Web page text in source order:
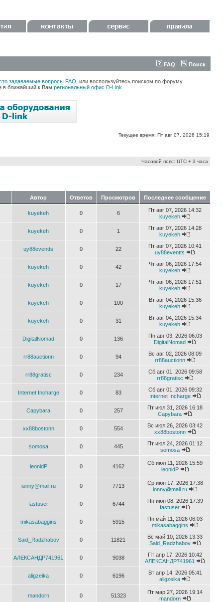
FAQ Поиск
задаваемые вопросы FAQ , или воспользуйтесь поиском по форуму.
в ближайший к Вам региональный офис D-Link.
Текущее время: Пт авг 07, 2026 15:19
Часовой пояс: UTC + 3 часа
Автор Ответов Просмотров Последнее сообщение
kuyekeh 0 6
Пт авг 07, 2026 14:32
kuyekeh
kuyekeh 0 1
Пт авг 07, 2026 14:28
kuyekeh
uy88eventts 0 22
Пт авг 07, 2026 10:41
uy88eventts
kuyekeh 0 42
Чт авг 06, 2026 17:54
kuyekeh
kuyekeh 0 17
Чт авг 06, 2026 17:51
kuyekeh
kuyekeh 0 100
Вт авг 04, 2026 15:36
kuyekeh
kuyekeh 0 31
Вт авг 04, 2026 15:34
kuyekeh
DigitalNomad 0 136
Пн авг 03, 2026 06:03
DigitalNomad
rr88auctionn 0 94
Вс авг 02, 2026 08:09
rr88auctionn
rr88gratisc 0 234
Сб авг 01, 2026 09:58
rr88gratisc
Internet Incharge 0 83
Сб авг 01, 2026 09:32
Internet Incharge
Capybara 0 257
Пт июл 31, 2026 16:18
Capybara
xx88bostonn 0 554
Вс июл 26, 2026 03:42
xx88bostonn
somosa 0 445
Пт июл 24, 2026 01:12
somosa
leonidP 0 4162
Сб июл 11, 2026 15:59
leonidP
ionny@mail.ru 0 7713
Ср июн 17, 2026 17:38
ionny@mail.ru
fastuser 0 6744
Пн июн 08, 2026 17:39
fastuser
mikasabaggins 0 5915
Пн май 11, 2026 06:03
mikasabaggins
Said_Radzhabov 0 11821
Вс май 10, 2026 13:33
Said_Radzhabov
АЛЕКСАНДР741961 0 9038
Пт апр 17, 2026 10:42
АЛЕКСАНДР741961
aligzeika 0 6196
Вт апр 14, 2026 05:41
aligzeika
mandorn 0 51323
Пт мар 27, 2026 19:14
mandorn